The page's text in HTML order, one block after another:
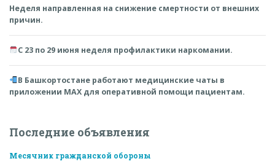
Неделя направленная на снижение смертности от внешних
причин.
С 23 по 29 июня неделя профилактики наркомании.
В Башкортостане работают медицинские чаты в
приложении MAX для оперативной помощи пациентам.
Последние объявления
Месячник гражданской обороны